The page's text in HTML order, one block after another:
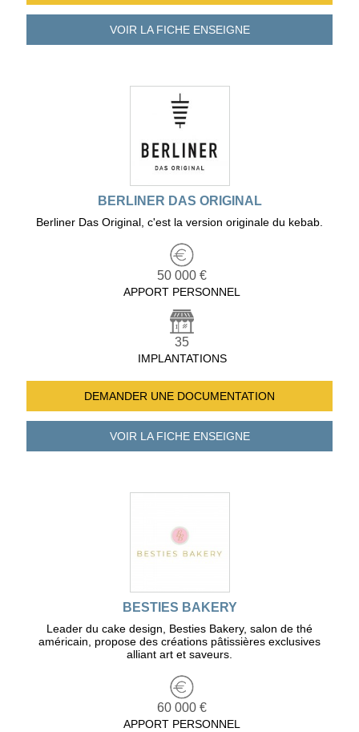
VOIR LA FICHEENSEIGNE
BERLINER DAS ORIGINAL
Berliner Das Original, c'est la version originale du kebab.
50 000 €
APPORT PERSONNEL
35
IMPLANTATIONS
DEMANDER UNE DOCUMENTATION
VOIR LA FICHEENSEIGNE
BESTIES BAKERY
Leader du cake design, Besties Bakery, salon de thé
américain, propose des créations pâtissières exclusives
alliant art et saveurs.
60 000 €
APPORT PERSONNEL